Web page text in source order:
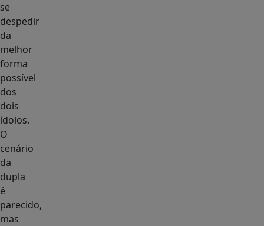
se
despedir
da
melhor
forma
possível
dos
dois
ídolos.
O
cenário
da
dupla
é
parecido,
mas